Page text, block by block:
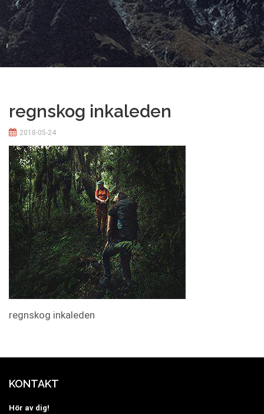
regnskog inkaleden
2018-05-24
regnskog inkaleden
KONTAKT
Hör av dig!